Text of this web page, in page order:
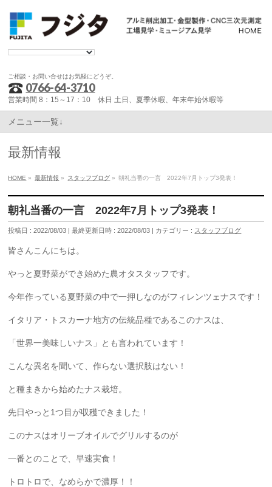
ご相談・お問い合せはお気軽にどうぞ。
0766-64-3710
営業時間 8：15～17：10 休日 土日、夏季休暇、年末年始休暇等
メニュー一覧↓
最新情報
HOME » 最新情報 » スタッフブログ » 朝礼当番の一言 2022年7月トップ3発表！
朝礼当番の一言 2022年7月トップ3発表！
投稿日 : 2022/08/03 最終更新日時 : 2022/08/03 カテゴリー : スタッフブログ
皆さんこんにちは。
やっと夏野菜ができ始めた農オタスタッフです。
今年作っている夏野菜の中で一押しなのがフィレンツェナスです！
イタリア・トスカーナ地方の伝統品種であるこのナスは、
「世界一美味しいナス」とも言われています！
こんな異名を聞いて、作らない選択肢はない！
と種まきから始めたナス栽培。
先日やっと1つ目が収穫できました！
このナスはオリーブオイルでグリルするのが
一番とのことで、早速実食！
トロトロで、なめらかで濃厚！！